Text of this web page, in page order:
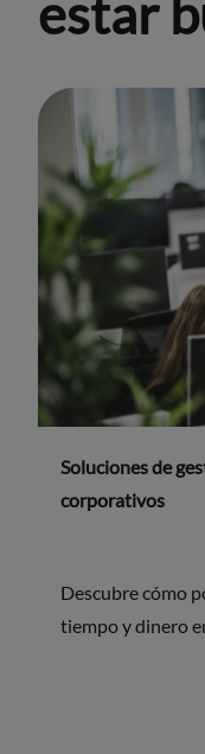
estar
Soluciones de
corporativos
Descubre cómo
tiempo y dinero